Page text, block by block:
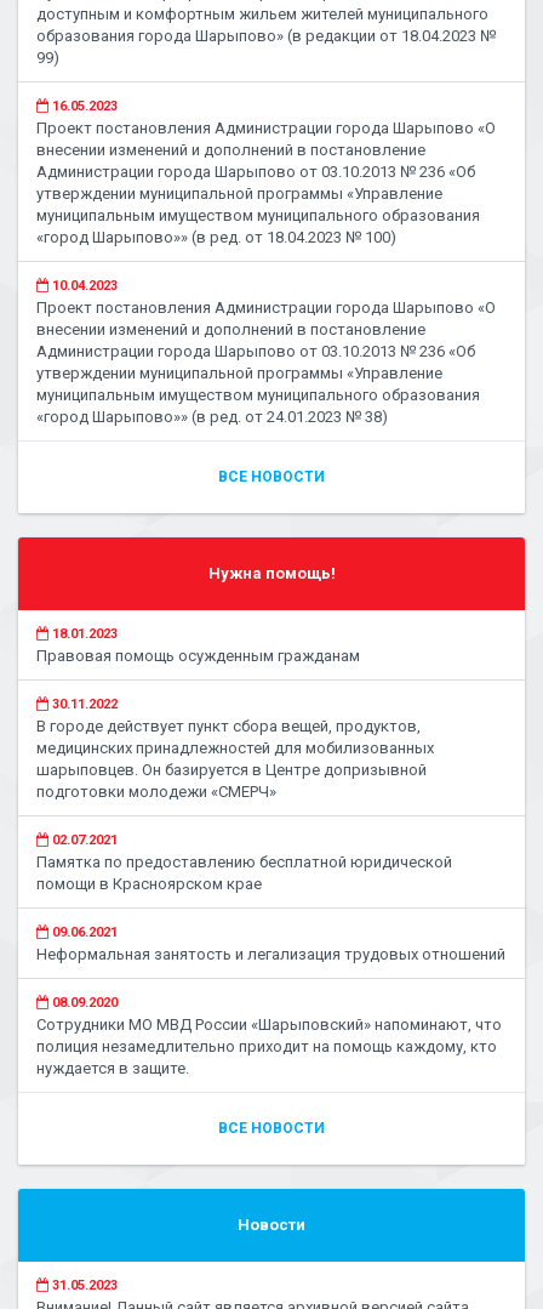
доступным и комфортным жильем жителей муниципального
образования города Шарыпово» (в редакции от 18.04.2023 №
99)
16.05.2023
Проект постановления Администрации города Шарыпово «О
внесении изменений и дополнений в постановление
Администрации города Шарыпово от 03.10.2013 № 236 «Об
утверждении муниципальной программы «Управление
муниципальным имуществом муниципального образования
«город Шарыпово»» (в ред. от 18.04.2023 № 100)
10.04.2023
Проект постановления Администрации города Шарыпово «О
внесении изменений и дополнений в постановление
Администрации города Шарыпово от 03.10.2013 № 236 «Об
утверждении муниципальной программы «Управление
муниципальным имуществом муниципального образования
«город Шарыпово»» (в ред. от 24.01.2023 № 38)
ВСЕ НОВОСТИ
Нужна помощь!
18.01.2023
Правовая помощь осужденным гражданам
30.11.2022
В городе действует пункт сбора вещей, продуктов,
медицинских принадлежностей для мобилизованных
шарыповцев. Он базируется в Центре допризывной
подготовки молодежи «СМЕРЧ»
02.07.2021
Памятка по предоставлению бесплатной юридической
помощи в Красноярском крае
09.06.2021
Неформальная занятость и легализация трудовых отношений
08.09.2020
Сотрудники МО МВД России «Шарыповский» напоминают, что
полиция незамедлительно приходит на помощь каждому, кто
нуждается в защите.
ВСЕ НОВОСТИ
Новости
31.05.2023